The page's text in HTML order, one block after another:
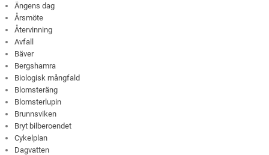
Ängens dag
Årsmöte
Återvinning
Avfall
Bäver
Bergshamra
Biologisk mångfald
Blomsteräng
Blomsterlupin
Brunnsviken
Bryt bilberoendet
Cykelplan
Dagvatten